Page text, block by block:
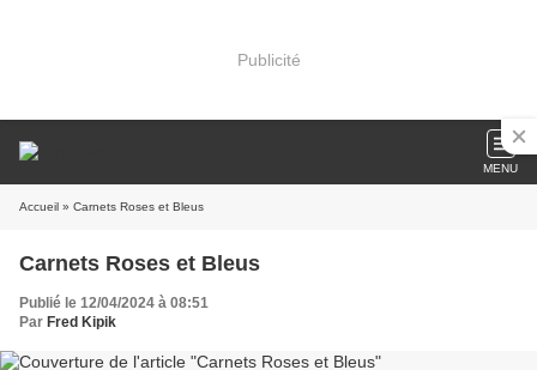
Publicité
MENU
Accueil » Carnets Roses et Bleus
Carnets Roses et Bleus
Publié le 12/04/2024 à 08:51
Par Fred Kipik